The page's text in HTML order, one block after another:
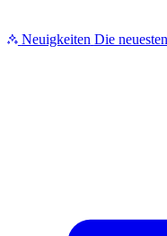
Neuigkeiten Die